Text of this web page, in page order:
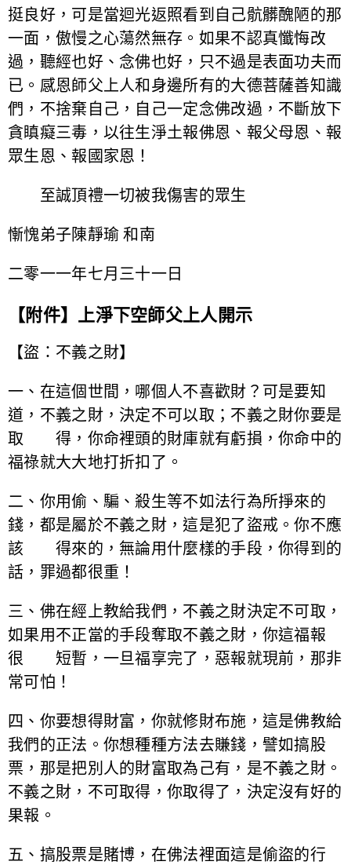
挺良好，可是當迴光返照看到自己骯髒醜陋的那
一面，傲慢之心蕩然無存。如果不認真懺悔改
過，聽經也好、念佛也好，只不過是表面功夫而
已。感恩師父上人和身邊所有的大德菩薩善知識
們，不捨棄自己，自己一定念佛改過，不斷放下
貪瞋癡三毒，以往生淨土報佛恩、報父母恩、報
眾生恩、報國家恩！
至誠頂禮一切被我傷害的眾生
慚愧弟子陳靜瑜 和南
二零一一年七月三十一日
【附件】上淨下空師父上人開示
【盜：不義之財】
一、在這個世間，哪個人不喜歡財？可是要知
道，不義之財，決定不可以取；不義之財你要是
取 得，你命裡頭的財庫就有虧損，你命中的
福祿就大大地打折扣了。
二、你用偷、騙、殺生等不如法行為所掙來的
錢，都是屬於不義之財，這是犯了盜戒。你不應
該 得來的，無論用什麼樣的手段，你得到的
話，罪過都很重！
三、佛在經上教給我們，不義之財決定不可取，
如果用不正當的手段奪取不義之財，你這福報
很 短暫，一旦福享完了，惡報就現前，那非
常可怕！
四、你要想得財富，你就修財布施，這是佛教給
我們的正法。你想種種方法去賺錢，譬如搞股
票，那是把別人的財富取為己有，是不義之財。
不義之財，不可取得，你取得了，決定沒有好的
果報。
五、搞股票是賭博，在佛法裡面這是偷盜的行